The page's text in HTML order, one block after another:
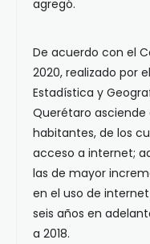
agregó.
De acuerdo con el
2020, realizado por
Estadística y
Querétaro asciende
habitantes, de los
acceso a internet;
las de mayor
en el uso de
seis años en
a 2018.